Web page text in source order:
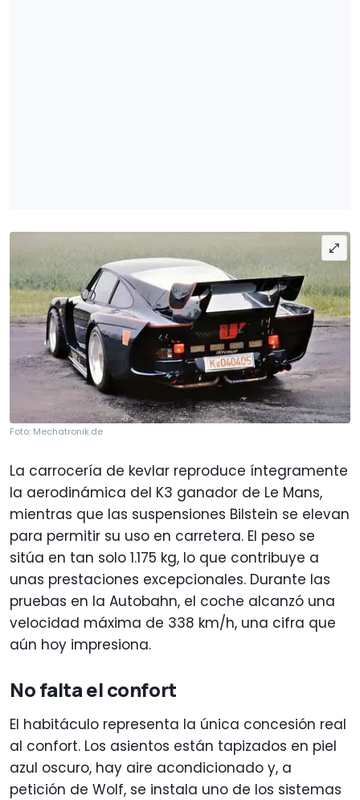
Foto: Mechatronik.de
La carrocería de kevlar reproduce íntegramente
la aerodinámica del K3 ganador de Le Mans,
mientras que las suspensiones Bilstein se elevan
para permitir su uso en carretera. El peso se
sitúa en tan solo 1.175 kg, lo que contribuye a
unas prestaciones excepcionales. Durante las
pruebas en la Autobahn, el coche alcanzó una
velocidad máxima de 338 km/h, una cifra que
aún hoy impresiona.
No falta el confort
El habitáculo representa la única concesión real
al confort. Los asientos están tapizados en piel
azul oscuro, hay aire acondicionado y, a
petición de Wolf, se instala uno de los sistemas